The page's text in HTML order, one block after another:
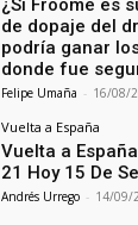
de dopaje del
podría ganar
donde fue
Felipe Umaña - 16/08/
Vuelta a España
Vuelta a
21 Hoy 15 De
Andrés Urrego - 14/09/